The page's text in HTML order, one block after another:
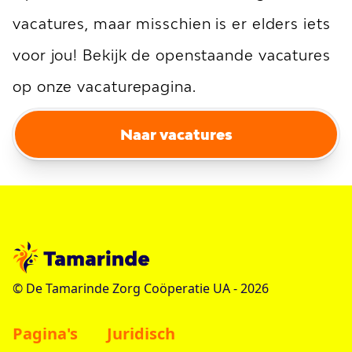
vacatures, maar misschien is er elders iets
voor jou! Bekijk de openstaande vacatures
op onze vacaturepagina.
Naar vacatures
© De Tamarinde Zorg Coöperatie UA -2026
Pagina's Juridisch